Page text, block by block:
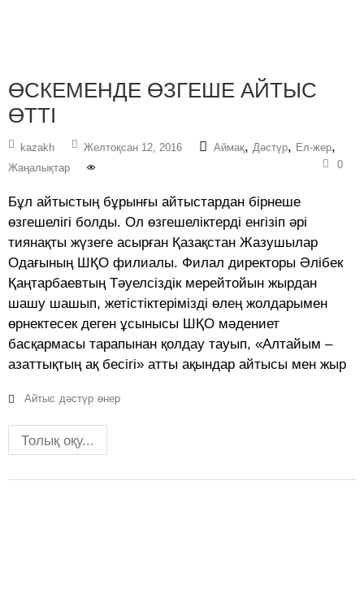
ӨСКЕМЕНДЕ ӨЗГЕШЕ АЙТЫС
ӨТТІ
kazakh Желтоқсан 12, 2016 Аймақ, Дәстүр, Ел-жер,
Жаңалықтар 0
Бұл айтыстың бұрынғы айтыстардан бірнеше
өзгешелігі болды. Ол өзгешеліктерді енгізіп әрі
тиянақты жүзеге асырған Қазақстан Жазушылар
Одағының ШҚО филиалы. Филал директоры Әлібек
Қаңтарбаевтың Тәуелсіздік мерейтойын жырдан
шашу шашып, жетістіктерімізді өлең жолдарымен
өрнектесек деген ұсынысы ШҚО мәдениет
басқармасы тарапынан қолдау тауып, «Алтайым –
азаттықтың ақ бесігі» атты ақындар айтысы мен жыр
Айтыс дәстүр өнер
Толық оқу...